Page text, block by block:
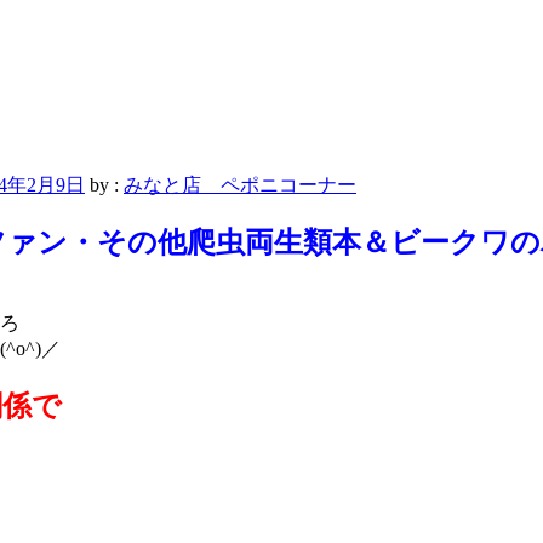
年2月9日 by : みなと店 ペポニコーナー
ン・その他爬虫両生類本＆ビークワ
／
で